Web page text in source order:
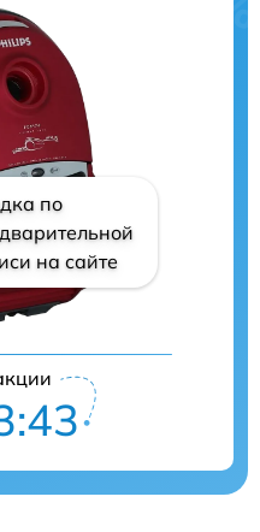
по
на сайте